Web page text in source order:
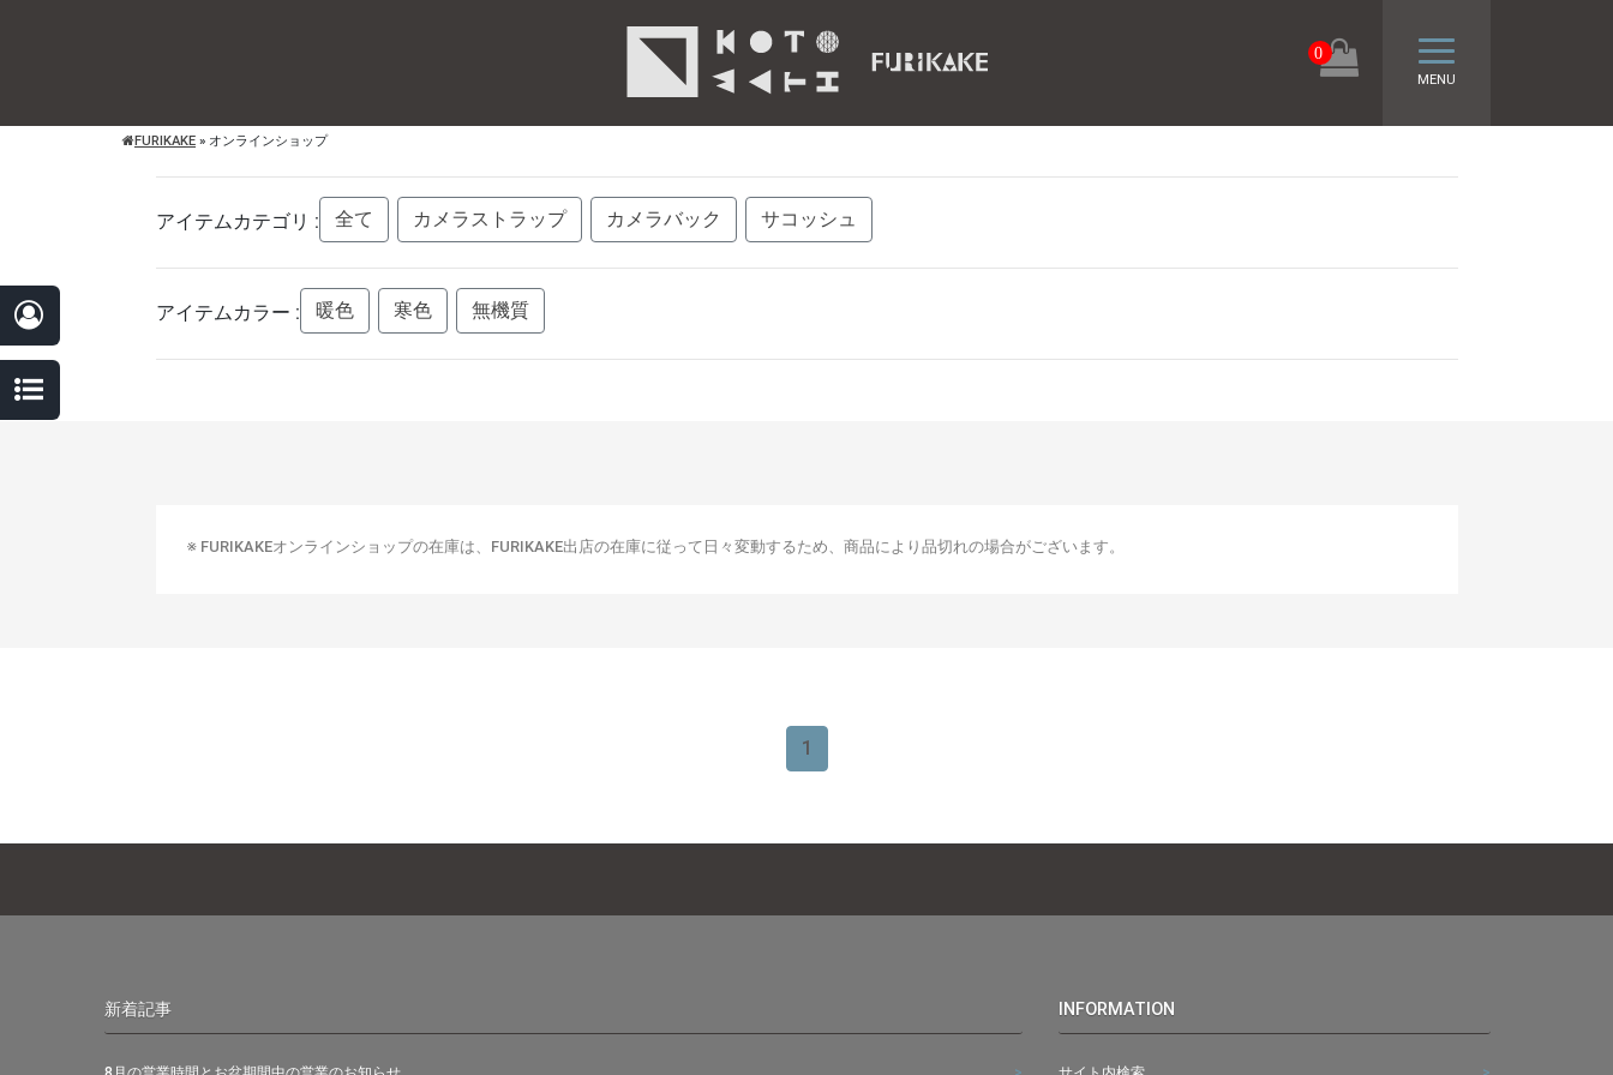
0 トグル ナビゲーシ
MENU
FURIKAKE » オンラインショップ
アイテムカテゴリ : 全て カメラストラップ カメラバック サコッシュ
アイテムカラー : 暖色 寒色 無機質
※ FURIKAKEオンラインショップの在庫は、FURIKAKE出店の在庫に従って日々変動するため、商品により品切れの場合がございます。
1
新着記事 INFORMATION